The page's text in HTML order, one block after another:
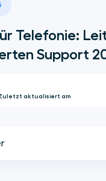
Telefonie:
Support
Zuletzt aktualisiert am